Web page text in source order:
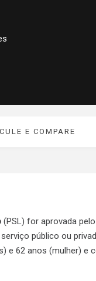
E COMPARE
(PSL) for aprovada
público ou
e 62 anos (mulher) e